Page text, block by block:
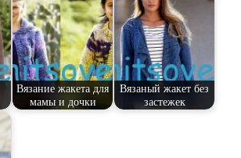
Вязание жакета для
мамы и дочки
Вязаный жакет без
застежек